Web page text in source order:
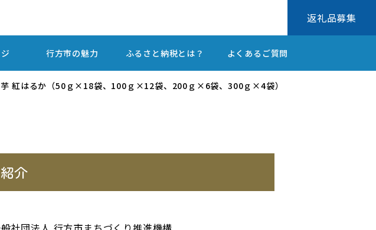
返礼品募集
行方市の魅力 ふるさと納税とは？ よくあるご質問
紅はるか（50ｇ×18袋、100ｇ×12袋、200ｇ×6袋、300ｇ×4袋）
介